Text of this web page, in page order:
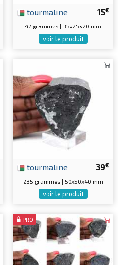
15€
tourmaline
47 grammes | 35x25x20 mm
voir le produit
39€
tourmaline
235 grammes | 50x50x40 mm
voir le produit
PRO